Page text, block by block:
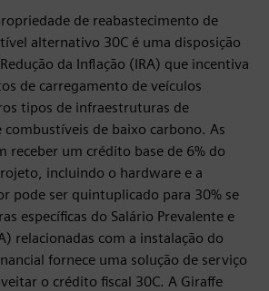
de reabastecimento de
alternativo 30C é uma disposição
da Inflação (IRA) que incentiva
de carregamento de veículos
tipos de infraestruturas de
de baixo carbono. As
receber um crédito base de 6% do
incluindo o hardware e a
pode ser quintuplicado para 30% se
específicas do Salário Prevalente e
relacionadas com a instalação do
fornece uma solução de serviço
o crédito fiscal 30C. A Giraffe